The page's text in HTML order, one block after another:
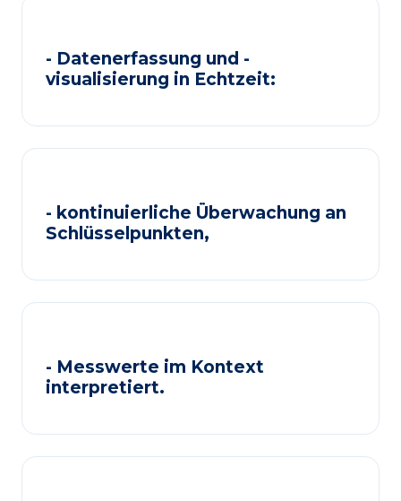
- Datenerfassung und -
visualisierung in Echtzeit:
- kontinuierliche Überwachung an
Schlüsselpunkten,
- Messwerte im Kontext
interpretiert.